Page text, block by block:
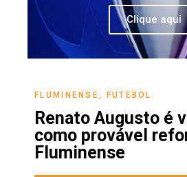
Clique aqui
FLUMINENSE FUTEBOL
Renato Augusto é
como provável
Fluminense